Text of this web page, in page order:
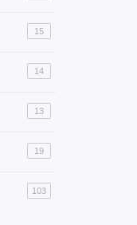
15
14
13
19
103